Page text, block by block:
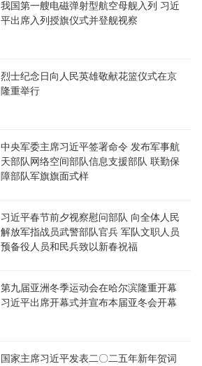
我国第一艘电磁弹射型航空母舰入列 习近
平出席入列授旗仪式并登舰视察
烈士纪念日向人民英雄敬献花篮仪式在京
隆重举行
中央军委主席习近平签署命令 发布军事航
天部队网络空间部队信息支援部队 联勤保
障部队军旗旗面式样
习近平春节前夕视察慰问部队 向全体人民
解放军指战员武警部队官兵 军队文职人员
预备役人员和民兵致以新春祝福
第九届亚洲冬季运动会在哈尔滨隆重开幕
习近平出席开幕式并宣布本届亚冬会开幕
国家主席习近平发表二〇二五年新年贺词